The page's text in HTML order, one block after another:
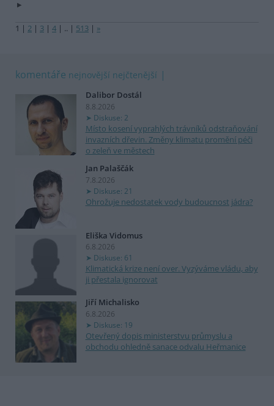
1 | 2 | 3 | 4 | .. | 513 | »
komentáře nejnovější nejčtenější
Dalibor Dostál
8.8.2026
Diskuse: 2
Místo kosení vyprahlých trávníků odstraňování
invazních dřevin. Změny klimatu promění péči
o zeleň ve městech
Jan Palaščák
7.8.2026
Diskuse: 21
Ohrožuje nedostatek vody budoucnost jádra?
Eliška Vidomus
6.8.2026
Diskuse: 61
Klimatická krize není over. Vyzýváme vládu, aby
ji přestala ignorovat
Jiří Michalisko
6.8.2026
Diskuse: 19
Otevřený dopis ministerstvu průmyslu a
obchodu ohledně sanace odvalu Heřmanice